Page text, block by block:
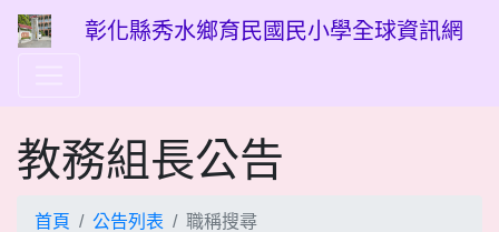
彰化縣秀水鄉育民國民小學全球資訊網
教務組長公告
首頁 公告列表 職稱搜尋